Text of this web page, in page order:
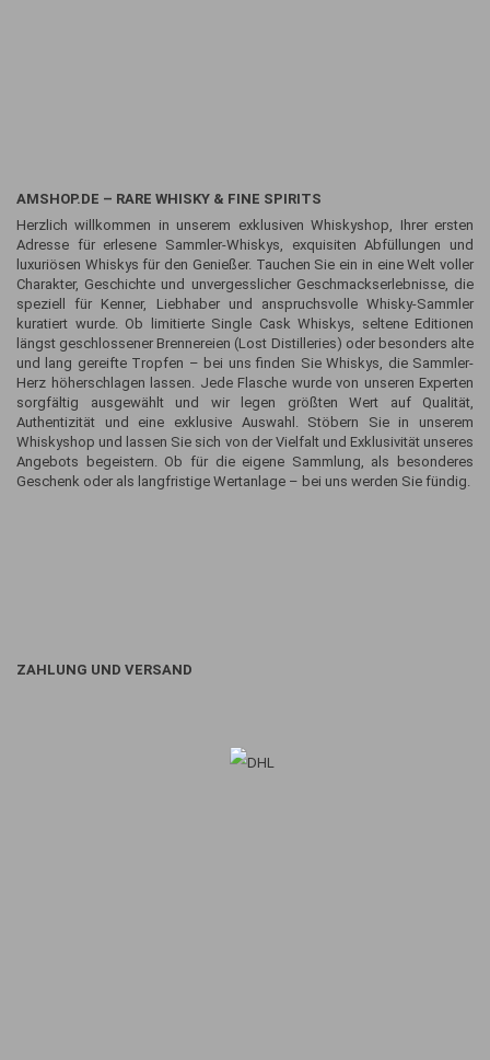
AMSHOP.DE – RARE WHISKY & FINE SPIRITS
Herzlich willkommen in unserem exklusiven Whiskyshop, Ihrer ersten
Adresse für erlesene Sammler-Whiskys, exquisiten Abfüllungen und
luxuriösen Whiskys für den Genießer. Tauchen Sie ein in eine Welt voller
Charakter, Geschichte und unvergesslicher Geschmackserlebnisse, die
speziell für Kenner, Liebhaber und anspruchsvolle Whisky-Sammler
kuratiert wurde. Ob limitierte Single Cask Whiskys, seltene Editionen
längst geschlossener Brennereien (Lost Distilleries) oder besonders alte
und lang gereifte Tropfen – bei uns finden Sie Whiskys, die Sammler-
Herz höherschlagen lassen. Jede Flasche wurde von unseren Experten
sorgfältig ausgewählt und wir legen größten Wert auf Qualität,
Authentizität und eine exklusive Auswahl. Stöbern Sie in unserem
Whiskyshop und lassen Sie sich von der Vielfalt und Exklusivität unseres
Angebots begeistern. Ob für die eigene Sammlung, als besonderes
Geschenk oder als langfristige Wertanlage – bei uns werden Sie fündig.
ZAHLUNG UND VERSAND